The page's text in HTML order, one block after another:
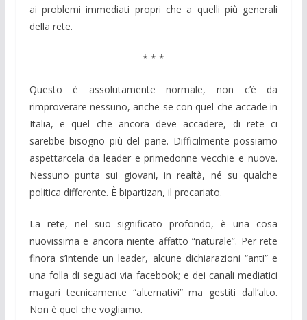
ai problemi immediati propri che a quelli più generali
della rete.
* * *
Questo è assolutamente normale, non c’è da
rimproverare nessuno, anche se con quel che accade in
Italia, e quel che ancora deve accadere, di rete ci
sarebbe bisogno più del pane. Difficilmente possiamo
aspettarcela da leader e primedonne vecchie e nuove.
Nessuno punta sui giovani, in realtà, né su qualche
politica differente. È bipartizan, il precariato.
La rete, nel suo significato profondo, è una cosa
nuovissima e ancora niente affatto “naturale”. Per rete
finora s’intende un leader, alcune dichiarazioni “anti” e
una folla di seguaci via facebook; e dei canali mediatici
magari tecnicamente “alternativi” ma gestiti dall’alto.
Non è quel che vogliamo.